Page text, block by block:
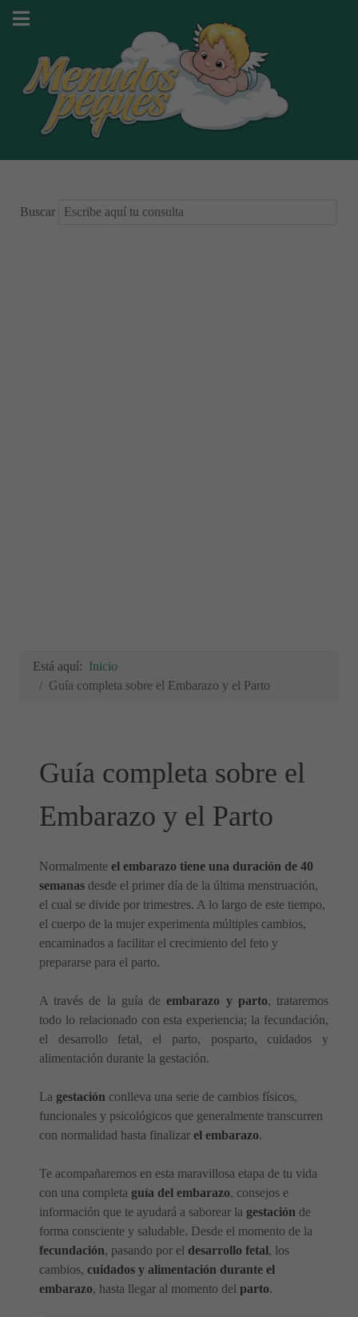
Buscar
Está aquí: Inicio
Guía completa sobre el Embarazo y el Parto
Guía completa sobre el
Embarazo y el Parto
Normalmente el embarazo tiene una duración de 40
semanas desde el primer día de la última menstruación,
el cual se divide por trimestres. A lo largo de este tiempo,
el cuerpo de la mujer experimenta múltiples cambios,
encaminados a facilitar el crecimiento del feto y
prepararse para el parto.
A través de la guía deembarazo y parto, trataremos
todo lo relacionado con esta experiencia; la fecundación,
el desarrollo fetal, el parto, posparto, cuidados y
alimentación durante la gestación.
La gestación conlleva una serie de cambios físicos,
funcionales y psicológicos que generalmente transcurren
con normalidad hasta finalizar el embarazo.
Te acompañaremos en esta maravillosa etapa de tu vida
con una completa guía del embarazo, consejos e
información que te ayudará a saborear la gestación de
forma consciente y saludable. Desde el momento de la
fecundación, pasando por el desarrollo fetal, los
cambios, cuidados y alimentación durante el
embarazo, hasta llegar al momento del parto.